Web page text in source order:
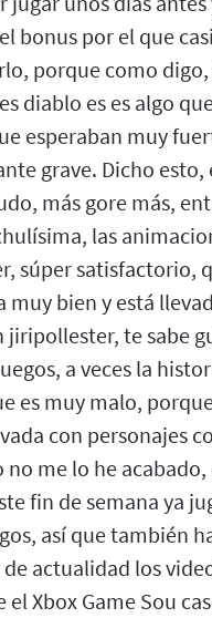
bonus por el que
porque como
diablo es es algo
esperaban muy
grave. Dicho esto,
más gore más,
las
súper satisfactorio,
bien y está
te sabe
a veces la
es muy malo,
con personajes
me lo he
fin de semana ya
así que también
actualidad los
Xbox Game Sou